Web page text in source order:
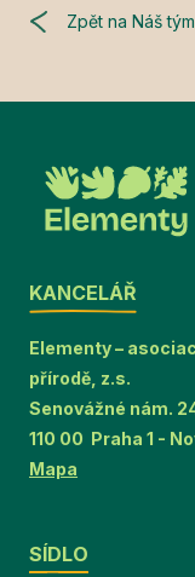
Zpět na Náš tým
KANCELÁŘ
Elementy –
přírodě, z.s.
Senovážné nám.
110 00 Praha 1 -
Mapa
SÍDLO